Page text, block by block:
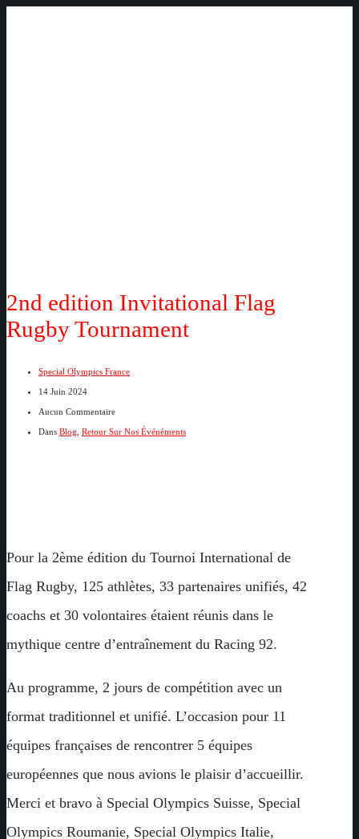
2nd edition Invitational Flag
Rugby Tournament
Special Olympics France
14 Juin 2024
Aucun Commentaire
Dans Blog Retour Sur Nos Événéments
Pour la 2ème édition du Tournoi International de
Flag Rugby, 125 athlètes, 33 partenaires unifiés, 42
coachs et 30 volontaires étaient réunis dans le
mythique centre d’entraînement du Racing 92.
Au programme, 2 jours de compétition avec un
format traditionnel et unifié. L’occasion pour 11
équipes françaises de rencontrer 5 équipes
européennes que nous avions le plaisir d’accueillir.
Merci et bravo à Special Olympics Suisse, Special
Olympics Roumanie, Special Olympics Italie,